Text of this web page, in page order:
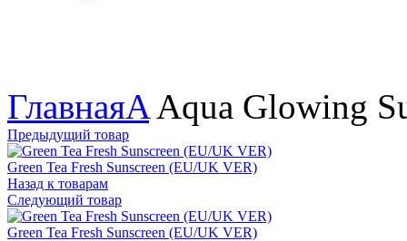
ГлавнаяAAqua Glowing
Предыдущий товар
Green Tea Fresh Sunscreen (EU/UK VER)
Назад к товарам
Следующий товар
Green Tea Fresh Sunscreen (EU/UK VER)